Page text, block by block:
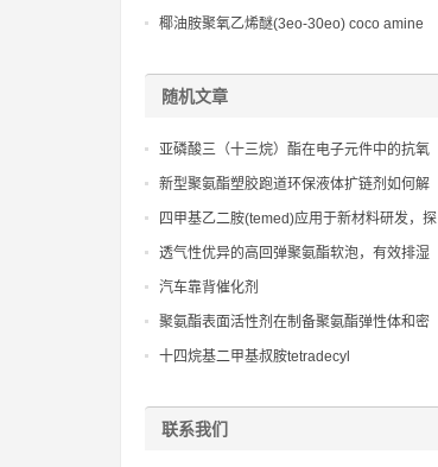
Methoxypropylamine CAS No:5332-73-0
椰油胺聚氧乙烯醚(3eo-30eo) coco amine
随机文章
亚磷酸三（十三烷）酯在电子元件中的抗氧
化保护
新型聚氨酯塑胶跑道环保液体扩链剂如何解
决传统跑道材料的环境污染问题
四甲基乙二胺(temed)应用于新材料研发，探
索更多可能性
透气性优异的高回弹聚氨酯软泡，有效排湿
散热，保持干爽舒适
汽车靠背催化剂
聚氨酯表面活性剂在制备聚氨酯弹性体和密
封胶中的应用与性能分析
十四烷基二甲基叔胺tetradecyl
联系我们